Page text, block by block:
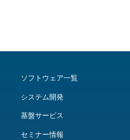
ソフトウェア一覧
システム開発
基盤サービス
セミナー情報